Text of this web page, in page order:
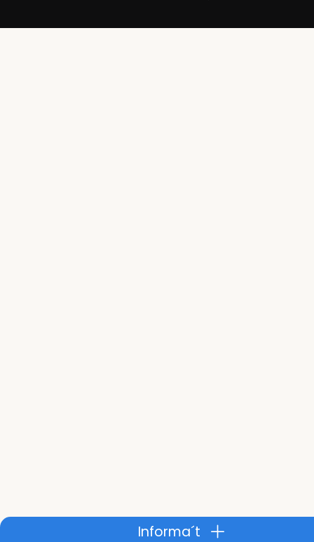
Informa´t